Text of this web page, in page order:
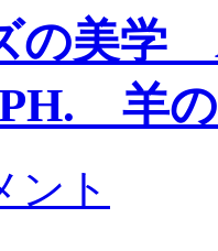
の美学
羊
ント